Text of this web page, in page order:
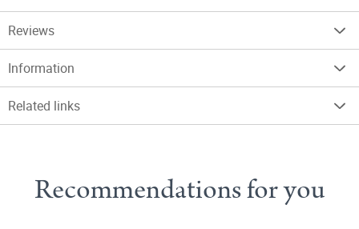
Reviews
Information
Related links
Recommendations for you